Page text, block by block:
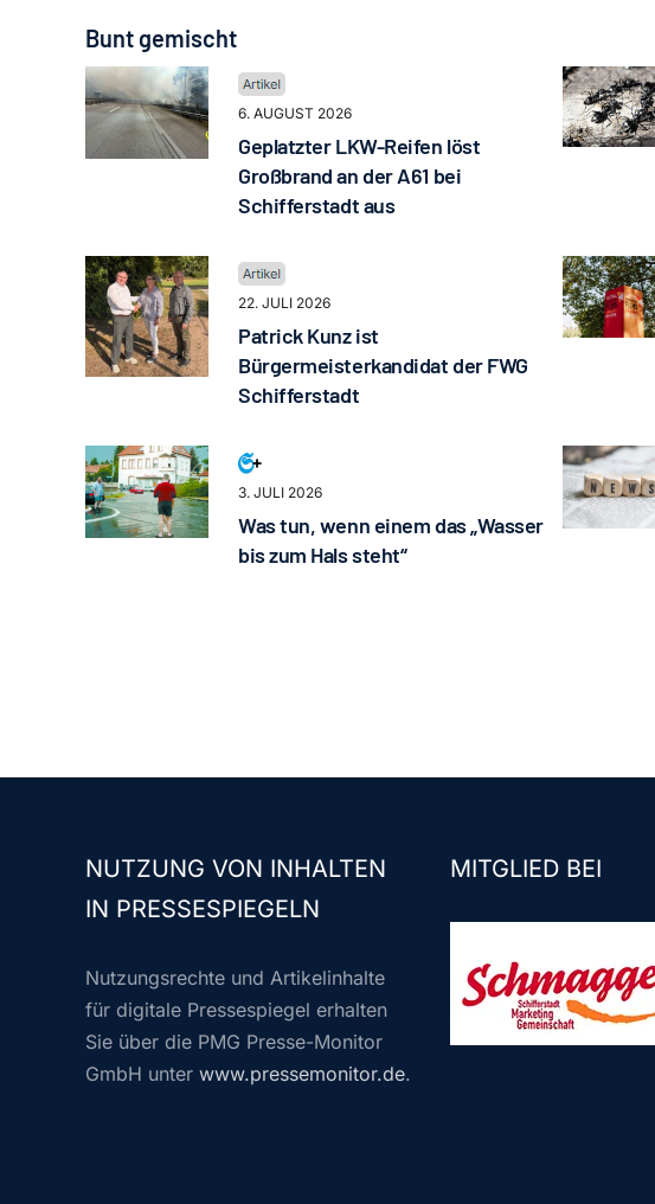
Bunt gemischt
6. AUGUST 2026
Geplatzter LKW-Reifen löst
Großbrand an der A61 bei
Schifferstadt aus
22. JULI 2026
Patrick Kunz ist
Bürgermeisterkandidat der FWG
Schifferstadt
3. JULI 2026
Was tun, wenn einem das „Wasser
bis zum Hals steht“
NUTZUNG VON INHALTEN
IN PRESSESPIEGELN
Nutzungsrechte und Artikelinhalte
für digitale Pressespiegel erhalten
Sie über die PMG Presse-Monitor
GmbH unter www.pressemonitor.de.
MITGLIED BEI